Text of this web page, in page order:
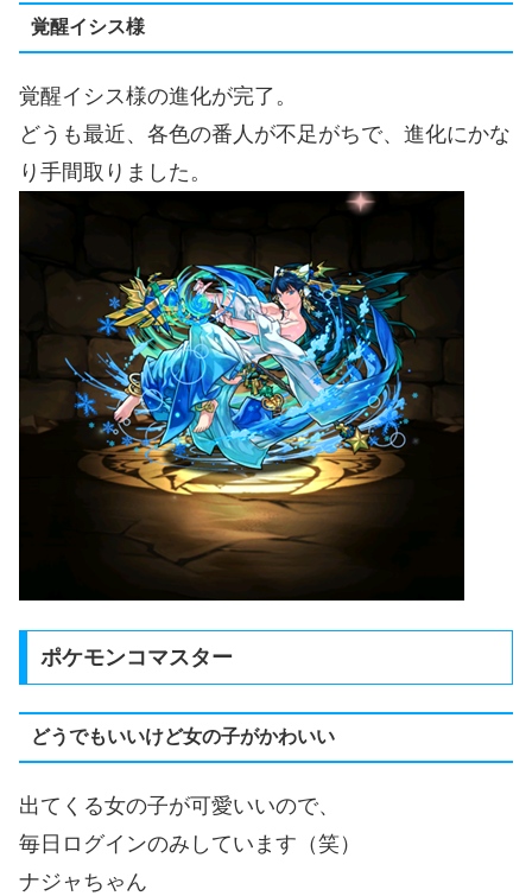
覚醒イシス様
覚醒イシス様の進化が完了。
どうも最近、各色の番人が不足がちで、進化にかな
り手間取りました。
ポケモンコマスター
どうでもいいけど女の子がかわいい
出てくる女の子が可愛いいので、
毎日ログインのみしています（笑）
ナジャちゃん